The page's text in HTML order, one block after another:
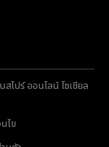
ปร์ ออนไลน์ โซเชียล
ไข